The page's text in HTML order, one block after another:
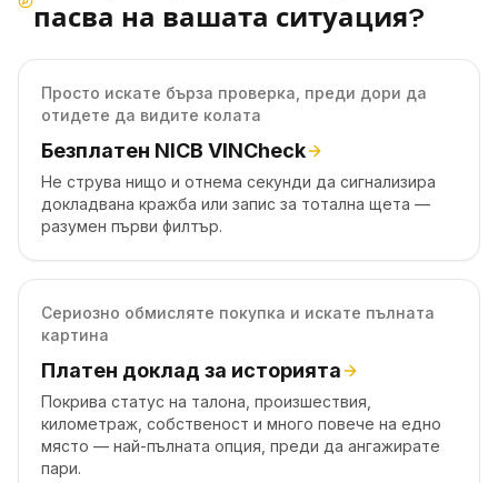
пасва на вашата ситуация?
Просто искате бърза проверка, преди дори да
отидете да видите колата
Безплатен NICB VINCheck
Не струва нищо и отнема секунди да сигнализира
докладвана кражба или запис за тотална щета —
разумен първи филтър.
Сериозно обмисляте покупка и искате пълната
картина
Платен доклад за историята
Покрива статус на талона, произшествия,
километраж, собственост и много повече на едно
място — най-пълната опция, преди да ангажирате
пари.